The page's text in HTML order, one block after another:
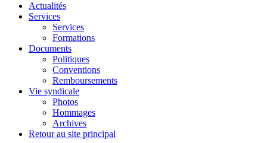
Actualités
Services
Services
Formations
Documents
Politiques
Conventions
Remboursements
Vie syndicale
Photos
Hommages
Archives
Retour au site principal